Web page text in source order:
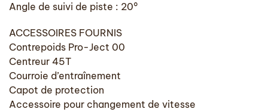
Angle de suivi de piste : 20°
ACCESSOIRES FOURNIS
Contrepoids Pro-Ject 00
Centreur 45T
Courroie d’entraînement
Capot de protection
Accessoire pour changement de vitesse